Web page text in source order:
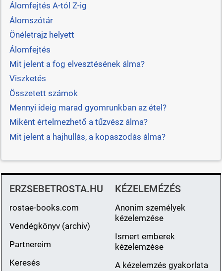
Álomfejtés A-tól Z-ig
Álomszótár
Önéletrajz helyett
Álomfejtés
Mit jelent a fog elvesztésének álma?
Viszketés
Összetett számok
Mennyi ideig marad gyomrunkban az étel?
Miként értelmezhető a tűzvész álma?
Mit jelent a hajhullás, a kopaszodás álma?
ERZSEBETROSTA.HU
rostae-books.com
Vendégkönyv (archiv)
Partnereim
Keresés
KÉZELEMÉZÉS
Anonim személyek
kézelemzése
Ismert emberek
kézelemzése
A kézelemzés gyakorlata